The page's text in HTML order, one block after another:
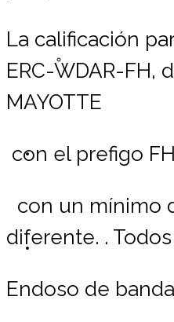
Contáctemos
Donaciones
La calificación
ERC-WDAR-
MAYOTTE
con el prefigo FH
con un mínimo
diferente. .
Endoso de banda